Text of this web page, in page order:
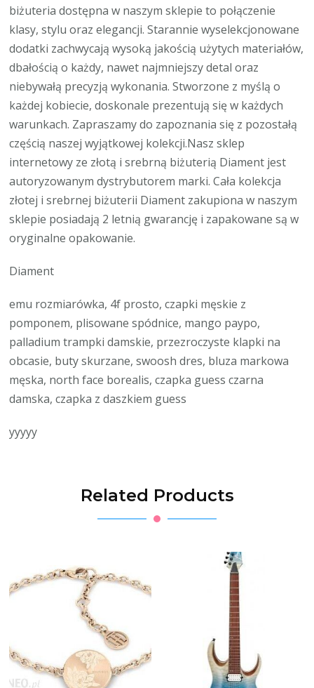
biżuteria dostępna w naszym sklepie to połączenie
klasy, stylu oraz elegancji. Starannie wyselekcjonowane
dodatki zachwycają wysoką jakością użytych materiałów,
dbałością o każdy, nawet najmniejszy detal oraz
niebywałą precyzją wykonania. Stworzone z myślą o
każdej kobiecie, doskonale prezentują się w każdych
warunkach. Zapraszamy do zapoznania się z pozostałą
częścią naszej wyjątkowej kolekcji.Nasz sklep
internetowy ze złotą i srebrną biżuterią Diament jest
autoryzowanym dystrybutorem marki. Cała kolekcja
złotej i srebrnej biżuterii Diament zakupiona w naszym
sklepie posiadają 2 letnią gwarancję i zapakowane są w
oryginalne opakowanie.
Diament
emu rozmiarówka, 4f prosto, czapki męskie z
pomponem, plisowane spódnice, mango paypo,
palladium trampki damskie, przezroczyste klapki na
obcasie, buty skurzane, swoosh dres, bluza markowa
męska, north face borealis, czapka guess czarna
damska, czapka z daszkiem guess
yyyyy
Related Products